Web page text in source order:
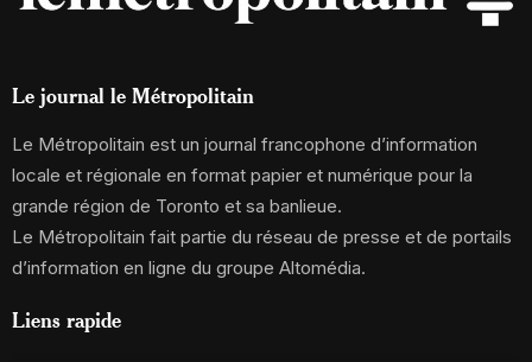
Le journal le Métropolitain
Le Métropolitain est un journal francophone d’information
locale et régionale en format papier et numérique pour la
grande région de Toronto et sa banlieue.
Le Métropolitain fait partie du réseau de presse et de portails
d’information en ligne du groupe Altomédia.
Liens rapide